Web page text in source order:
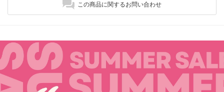
この商品に関するお問い合わせ